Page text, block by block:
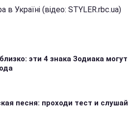
Україні (відео: STYLER.rbc.ua)
эти 4 знака Зодиака могут
песня: проходи тест и слушай